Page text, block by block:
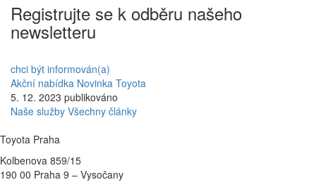
Registrujte se k odběru našeho
newsletteru
chci být informován(a)
Akční nabídka Novinka Toyota
5. 12. 2023 publikováno
Naše služby Všechny články
Toyota Praha
Kolbenova 859/15
190 00 Praha 9 – Vysočany